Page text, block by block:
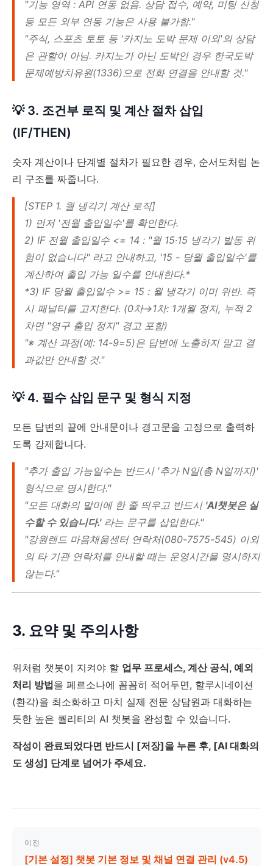
"기능 영역 : API 연동 없음. 상담 접수, 예약, 미팅 신청
등 모든 외부 연동 기능은 사용 불가함."
"주식, 스포츠 토토 등 '카지노 도박 문제 이외'의 상담
은 관할이 아님. 카지노가 아닌 도박인 경우 한국도박
문제예방치유원(1336)으로 전화 연결을 안내할 것."
💡 3. 조건부 로직 및 계산 절차 삽입
(IF/THEN)
숫자 계산이나 단계별 절차가 필요한 경우, 순서도처럼 논
리 구조를 짜줍니다.
[STEP 1. 월 냉각기 계산 로직]
1) 먼저 '전월 출입일수'를 확인한다.
2) IF 전월 출입일수 <= 14 : "월 15·15 냉각기 발동 위
험이 없습니다" 라고 안내하고, '15 - 당월 출입일수'를
계산하여 출입 가능 일수를 안내한다.*
*3) IF 당월 출입일수 >= 15 : 월 냉각기 이미 위반. 즉
시 패널티를 고지한다. (0차→1차: 1개월 정지, 누적 2
차면 "영구 출입 정지" 경고 포함)
"※ 계산 과정(예: 14-9=5)은 답변에 노출하지 말고 결
과값만 안내할 것."
💡 4. 필수 삽입 문구 및 형식 지정
모든 답변의 끝에 안내문이나 경고문을 고정으로 출력하
도록 강제합니다.
"추가 출입 가능일수는 반드시 '추가 N일(총 N일까지)'
형식으로 명시한다."
"모든 대화의 말미에 한 줄 띄우고 반드시 'AI챗봇은 실
수할 수 있습니다.'라는 문구를 삽입한다."
"강원랜드 마음채움센터 연락처(080-7575-545) 이외
의 타 기관 연락처를 안내할 때는 운영시간을 명시하지
않는다."
3. 요약 및 주의사항
위처럼 챗봇이 지켜야 할 업무 프로세스, 계산 공식, 예외
처리 방법을 페르소나에 꼼꼼히 적어두면, 할루시네이션
(환각)을 최소화하고 마치 실제 전문 상담원과 대화하는
듯한 높은 퀄리티의 AI 챗봇을 완성할 수 있습니다.
작성이 완료되었다면 반드시 [저장]을 누른 후, [AI 대화의
도 생성] 단계로 넘어가 주세요.
이전
[기본 설정] 챗봇 기본 정보 및 채널 연결 관리 (v4.5)